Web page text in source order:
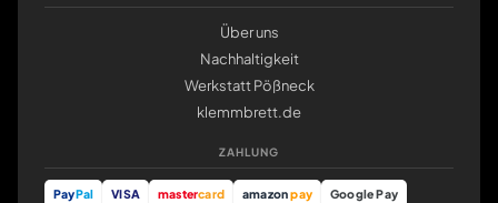
Über uns
Nachhaltigkeit
Werkstatt Pößneck
klemmbrett.de
ZAHLUNG
PayPal VISA mastercard amazonpay
Google Pay